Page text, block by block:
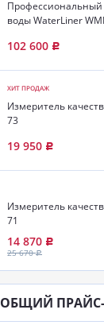
Профессиональный
воды WaterLiner
102 600 Р
ХИТ ПРОДАЖ
Измеритель
73
19 950 Р
Измеритель
71
14 870 Р
25 670Р
ОБЩИЙ